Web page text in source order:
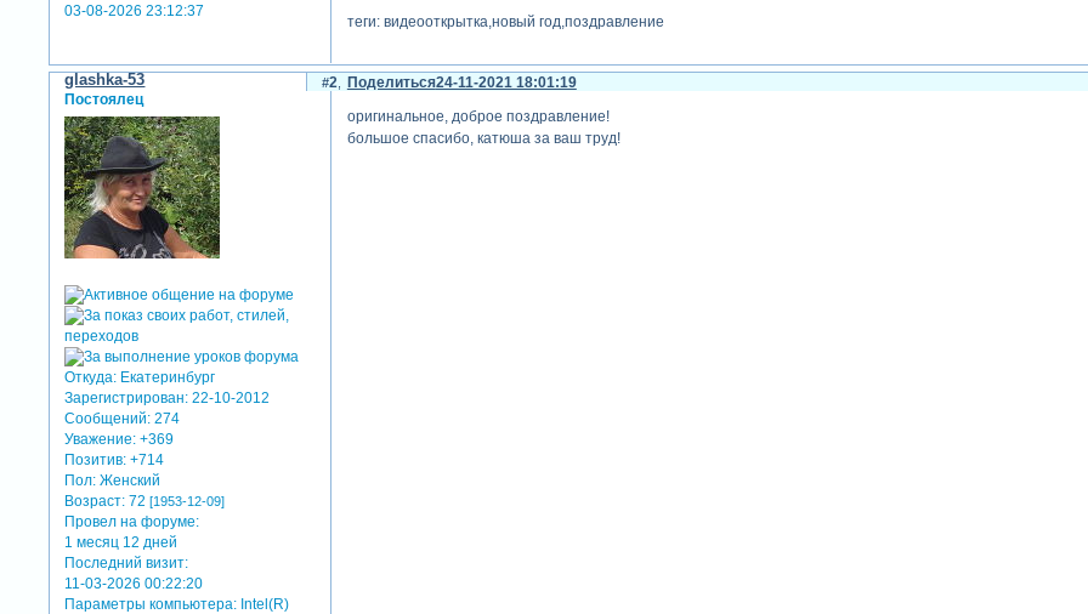
03-08-2026 23:12:37
теги: видеооткрытка,новый год,поздравление
Поделиться
2 24-11-2021 18:01:19
glashka-53
Постоялец
Откуда: Екатеринбург
Зарегистрирован: 22-10-2012
Сообщений: 274
Уважение: +369
Позитив: +714
Пол: Женский
Возраст: 72[1953-12-09]
Провел на форуме:
1 месяц 12 дней
Последний визит:
11-03-2026 00:22:20
Параметры компьютера: Intel(R)
оригинальное, доброе поздравление!
большое спасибо, катюша за ваш труд!